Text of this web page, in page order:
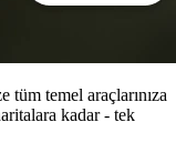
tüm temel araçlarınıza
kadar - tek